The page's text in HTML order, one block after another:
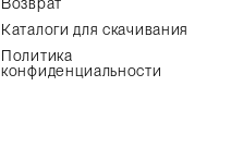
Каталоги для скачивания
Политика
конфиденциальности